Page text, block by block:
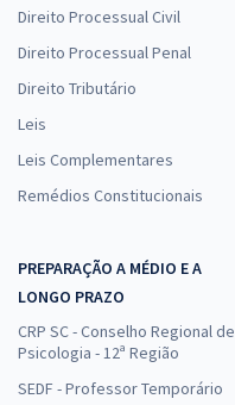
Direito Processual Civil
Direito Processual Penal
Direito Tributário
Leis
Leis Complementares
Remédios Constitucionais
PREPARAÇÃO A MÉDIO E A
LONGO PRAZO
CRP SC - Conselho Regional de
Psicologia - 12ª Região
SEDF - Professor Temporário